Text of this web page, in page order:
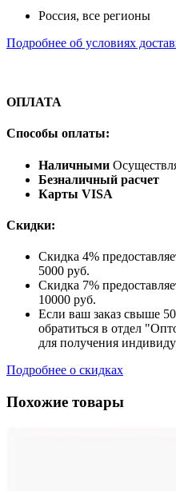
Россия, все регионы
Подробнее об условиях
ОПЛАТА
Способы оплаты:
Наличными
Безналичный расчет
Карты VISA
Скидки:
Скидка 4%
5000 руб.
Скидка 7%
10000 руб.
Если ваш заказ свыше
обратиться в отдел
для получения
Подробнее о скидках
Похожие товары